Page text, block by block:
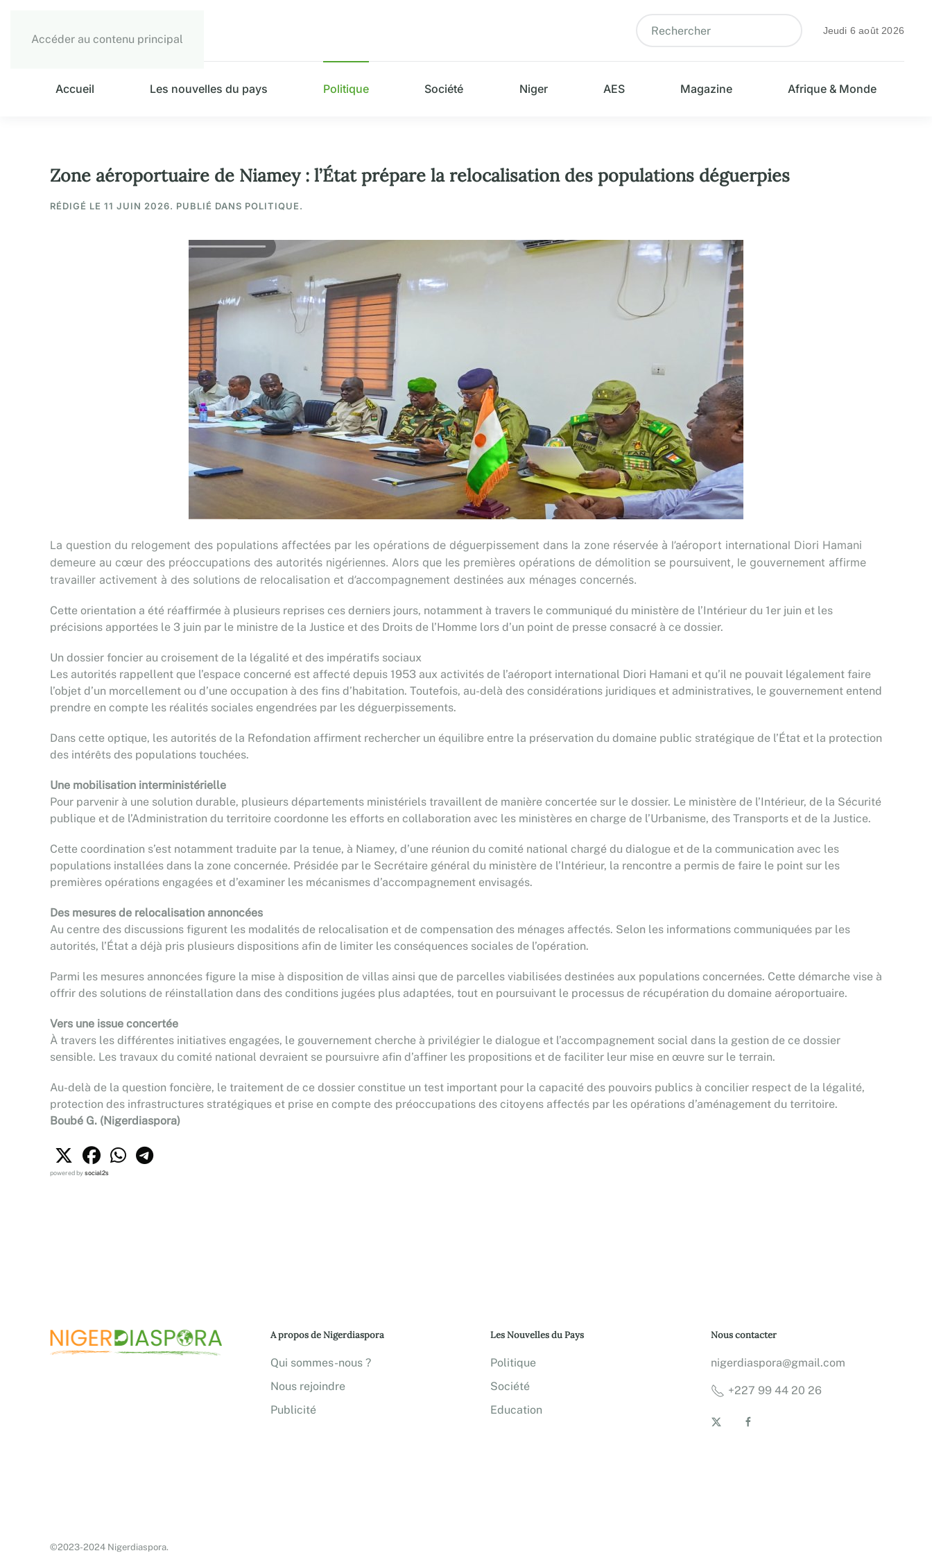
Accéder au contenu principal
Jeudi 6 août 2026
Accueil Les nouvelles du pays Politique Société Niger AES Magazine Afrique & Monde
Zone aéroportuaire de Niamey : l’État prépare la relocalisation des populations déguerpies
RÉDIGÉ LE 11 JUIN 2026. PUBLIÉ DANS POLITIQUE.
La question du relogement des populations affectées par les opérations de déguerpissement dans la zone réservée à l’aéroport international Diori Hamani
demeure au cœur des préoccupations des autorités nigériennes. Alors que les premières opérations de démolition se poursuivent, le gouvernement affirme
travailler activement à des solutions de relocalisation et d’accompagnement destinées aux ménages concernés.
Cette orientation a été réaffirmée à plusieurs reprises ces derniers jours, notamment à travers le communiqué du ministère de l’Intérieur du 1er juin et les
précisions apportées le 3 juin par le ministre de la Justice et des Droits de l’Homme lors d’un point de presse consacré à ce dossier.
Un dossier foncier au croisement de la légalité et des impératifs sociaux
Les autorités rappellent que l’espace concerné est affecté depuis 1953 aux activités de l’aéroport international Diori Hamani et qu’il ne pouvait légalement faire
l’objet d’un morcellement ou d’une occupation à des fins d’habitation. Toutefois, au-delà des considérations juridiques et administratives, le gouvernement entend
prendre en compte les réalités sociales engendrées par les déguerpissements.
Dans cette optique, les autorités de la Refondation affirment rechercher un équilibre entre la préservation du domaine public stratégique de l’État et la protection
des intérêts des populations touchées.
Une mobilisation interministérielle
Pour parvenir à une solution durable, plusieurs départements ministériels travaillent de manière concertée sur le dossier. Le ministère de l’Intérieur, de la Sécurité
publique et de l’Administration du territoire coordonne les efforts en collaboration avec les ministères en charge de l’Urbanisme, des Transports et de la Justice.
Cette coordination s’est notamment traduite par la tenue, à Niamey, d’une réunion du comité national chargé du dialogue et de la communication avec les
populations installées dans la zone concernée. Présidée par le Secrétaire général du ministère de l’Intérieur, la rencontre a permis de faire le point sur les
premières opérations engagées et d’examiner les mécanismes d’accompagnement envisagés.
Des mesures de relocalisation annoncées
Au centre des discussions figurent les modalités de relocalisation et de compensation des ménages affectés. Selon les informations communiquées par les
autorités, l’État a déjà pris plusieurs dispositions afin de limiter les conséquences sociales de l’opération.
Parmi les mesures annoncées figure la mise à disposition de villas ainsi que de parcelles viabilisées destinées aux populations concernées. Cette démarche vise à
offrir des solutions de réinstallation dans des conditions jugées plus adaptées, tout en poursuivant le processus de récupération du domaine aéroportuaire.
Vers une issue concertée
À travers les différentes initiatives engagées, le gouvernement cherche à privilégier le dialogue et l’accompagnement social dans la gestion de ce dossier
sensible. Les travaux du comité national devraient se poursuivre afin d’affiner les propositions et de faciliter leur mise en œuvre sur le terrain.
Au-delà de la question foncière, le traitement de ce dossier constitue un test important pour la capacité des pouvoirs publics à concilier respect de la légalité,
protection des infrastructures stratégiques et prise en compte des préoccupations des citoyens affectés par les opérations d’aménagement du territoire.
Boubé G. (Nigerdiaspora)
powered bysocial2s
A propos de Nigerdiaspora
Qui sommes-nous ?
Nous rejoindre
Publicité
Les Nouvelles du Pays
Politique
Société
Education
Nous contacter
nigerdiaspora@gmail.com
+227 99 44 20 26
©2023-2024 Nigerdiaspora.